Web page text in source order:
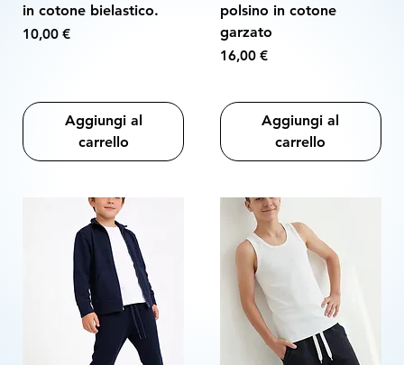
in cotone bielastico.
Prezzo
10,00 €
Aggiungi al
carrello
polsino in cotone
garzato
Prezzo
16,00 €
Aggiungi al
carrello